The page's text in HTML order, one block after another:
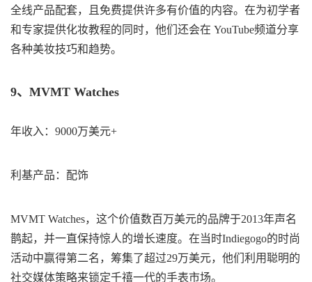
全线产品配套，且免费提供许多有价值的内容。在为初学者
和专家提供化妆教程的同时，他们还会在 YouTube频道分享
各种美妆技巧和趋势。
9、MVMT Watches
年收入：9000万美元+
利基产品：配饰
MVMT Watches，这个价值数百万美元的品牌于2013年声名
鹊起，并一直保持惊人的增长速度。在当时Indiegogo的时尚
活动中赢得第二名，筹集了超过29万美元，他们利用聪明的
社交媒体策略来锁定千禧一代的手表市场。